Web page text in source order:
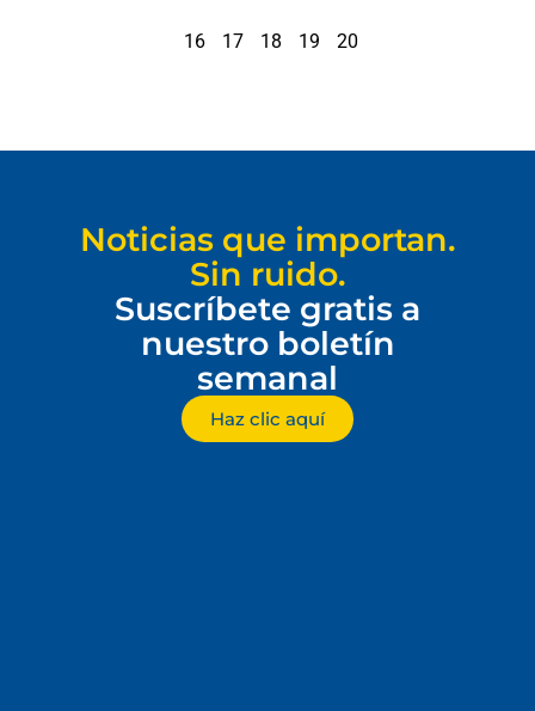
16 17 18 19 20
Noticias que importan.
Sin ruido.
Suscríbete gratis a
nuestro boletín
semanal
Haz clic aquí